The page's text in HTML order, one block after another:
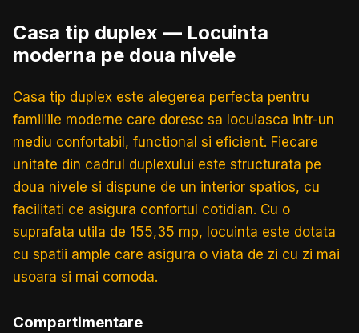
Casa tip duplex — Locuinta
moderna pe doua nivele
Casa tip duplex este alegerea perfecta pentru
familiile moderne care doresc sa locuiasca intr-un
mediu confortabil, functional si eficient. Fiecare
unitate din cadrul duplexului este structurata pe
doua nivele si dispune de un interior spatios, cu
facilitati ce asigura confortul cotidian. Cu o
suprafata utila de 155,35 mp, locuinta este dotata
cu spatii ample care asigura o viata de zi cu zi mai
usoara si mai comoda.
Compartimentare